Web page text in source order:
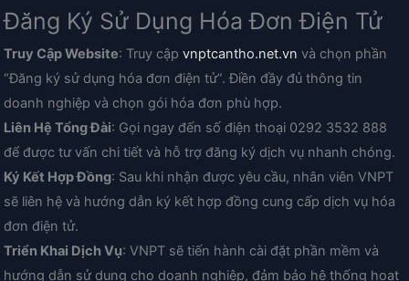
Đăng Ký Sử Dụng Hóa Đơn Điện Tử
Truy Cập Website: Truy cập vnptcantho.net.vn và chọn phần
“Đăng ký sử dụng hóa đơn điện tử”. Điền đầy đủ thông tin
doanh nghiệp và chọn gói hóa đơn phù hợp.
Liên Hệ Tổng Đài: Gọi ngay đến số điện thoại 0292 3532 888
để được tư vấn chi tiết và hỗ trợ đăng ký dịch vụ nhanh chóng.
Ký Kết Hợp Đồng: Sau khi nhận được yêu cầu, nhân viên VNPT
sẽ liên hệ và hướng dẫn ký kết hợp đồng cung cấp dịch vụ hóa
đơn điện tử.
Triển Khai Dịch Vụ: VNPT sẽ tiến hành cài đặt phần mềm và
hướng dẫn sử dụng cho doanh nghiệp, đảm bảo hệ thống hoạt